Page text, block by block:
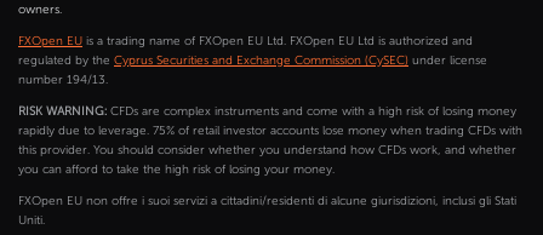
owners.
FXOpen EU is a trading name of FXOpen EU Ltd. FXOpen EU Ltd is authorized and
regulated by the Cyprus Securities and Exchange Commission (CySEC) under license
number 194/13.
RISK WARNING: CFDs are complex instruments and come with a high risk of losing money
rapidly due to leverage. 75% of retail investor accounts lose money when trading CFDs with
this provider. You should consider whether you understand how CFDs work, and whether
you can afford to take the high risk of losing your money.
FXOpen EU non offre i suoi servizi a cittadini/residenti di alcune giurisdizioni, inclusi gli Stati
Uniti.